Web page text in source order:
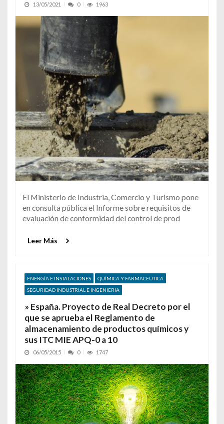
13/05/2021 0 1963
El Ministerio de Industria, Comercio y Turismo pone
en consulta pública el Informe sobre requisitos de
evaluación de conformidad del control de prod
Leer Más
ENERGÍA E INSTALACIONES
QUÍMICA Y FARMACEUTICA
SEGURIDAD INDUSTRIAL E INGENIERIA
» España. Proyecto de Real Decreto por el
que se aprueba el Reglamento de
almacenamiento de productos químicos y
sus ITC MIE APQ-0 a 10
06/05/2015 0 1747